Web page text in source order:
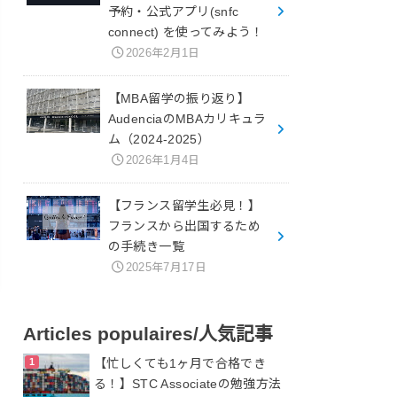
予約・公式アプリ(snfc
connect) を使ってみよう！
2026年2月1日
【MBA留学の振り返り】
AudenciaのMBAカリキュラ
ム（2024-2025）
2026年1月4日
【フランス留学生必見！】
フランスから出国するため
の手続き一覧
2025年7月17日
Articles populaires/人気記事
【忙しくても1ヶ月で合格でき
る！】STC Associateの勉強方法